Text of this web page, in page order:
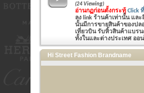
(24 Viewing)
อ่านกฏก่อนตั้งกระทู้ Click
ลง link ร้านค้าเท่านั้น แล
นั้นมีการขายสินค้าของปล
เที่ยวบิน รับหิ้วสินค้าแบร
ทั้งในและต่างประเทศ ออ
Hi Street Fashion Brandname